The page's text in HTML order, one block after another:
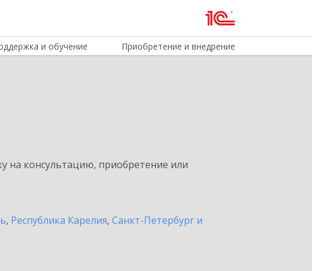
и обучение Приобретение и внедрение
на консультацию, приобретение или
, Республика Карелия, Санкт-Петербург и